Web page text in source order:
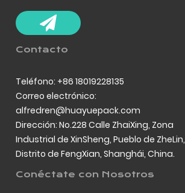
Contacto
Teléfono: +86 18019228135
Correo electrónico:
alfredren@huayuepack.com
Dirección: No.228 Calle ZhaiXing, Zona
Industrial de XinSheng, Pueblo de ZheLin,
Distrito de FengXian, Shanghái, China.
Conéctate con Nosotros